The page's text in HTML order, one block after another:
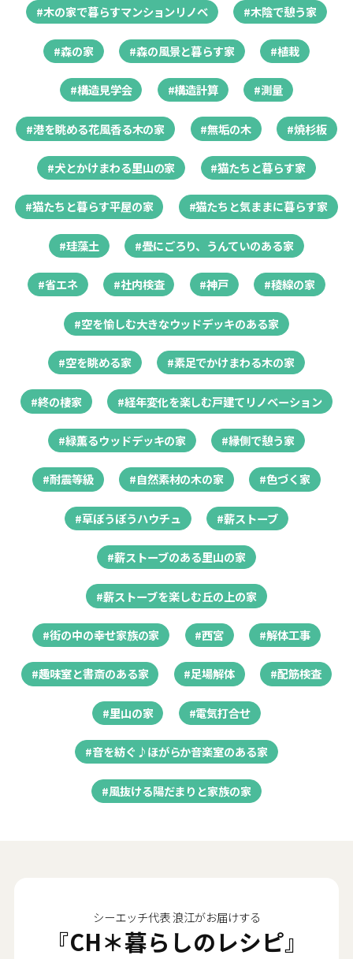
#木の家で暮らすマンションリノベ #木陰で憩う家
#森の家 #森の風景と暮らす家 #植栽
#構造見学会 #構造計算 #測量
#港を眺める花風香る木の家 #無垢の木 #焼杉板
#犬とかけまわる里山の家 #猫たちと暮らす家
#猫たちと暮らす平屋の家 #猫たちと気ままに暮らす家
#珪藻土 #畳にごろり、うんていのある家
#省エネ #社内検査 #神戸 #稜線の家
#空を愉しむ大きなウッドデッキのある家
#空を眺める家 #素足でかけまわる木の家
#終の棲家 #経年変化を楽しむ戸建てリノベーション
#緑薫るウッドデッキの家 #縁側で憩う家
#耐震等級 #自然素材の木の家 #色づく家
#草ぼうぼうハウチュ #薪ストーブ
#薪ストーブのある里山の家
#薪ストーブを楽しむ丘の上の家
#街の中の幸せ家族の家 #西宮 #解体工事
#趣味室と書斎のある家 #足場解体 #配筋検査
#里山の家 #電気打合せ
#音を紡ぐ♪ほがらか音楽室のある家
#風抜ける陽だまりと家族の家
シーエッチ代表 浪江がお届けする
『CH＊暮らしのレシピ』